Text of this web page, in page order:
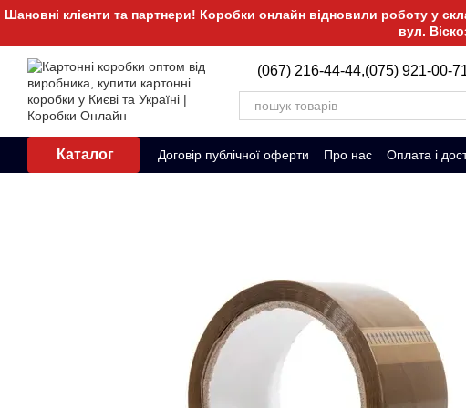
Перейти до основного контенту
Шановні клієнти та партнери! Коробки онлайн відновили роботу у
вул.
(067) 216-44-44,(075) 921-00-
Каталог Договір публічної оферти Про нас Оплата і